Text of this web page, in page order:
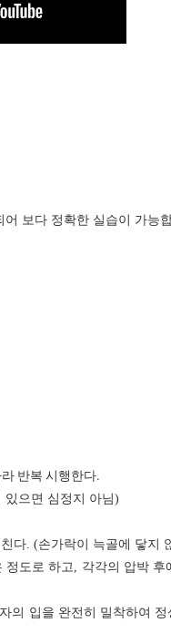
어 보다 정확한 실습이 가능
라 반복 시행한다.
있으면 심정지 아님)
다. (손가락이 늑골에 닿지
정도로 하고, 각각의 압박 후
의 입을 완전히 밀착하여